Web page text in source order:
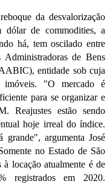
da desvalorização
dólar de commodities, a
há, tem oscilado entre
de Bens
entidade sob cuja
imóveis. "O mercado é
para se organizar e
Reajustes estão sendo
hoje irreal do índice.
grande", argumenta José
no Estado de São
locação atualmente é de
registrados em 2020.